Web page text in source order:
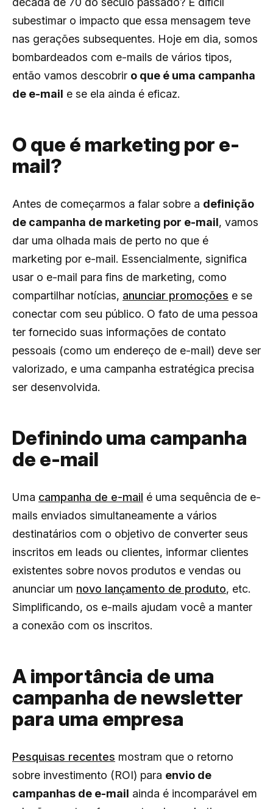
subestimar o impacto que essa mensagem teve
nas gerações subsequentes. Hoje em dia, somos
bombardeados com e-mails de vários tipos,
então vamos descobrir o que é uma campanha
de e-mail e se ela ainda é eficaz.
O que é marketing por e-
mail?
Antes de começarmos a falar sobre a definição
de campanha de marketing por e-mail, vamos
dar uma olhada mais de perto no que é
marketing por e-mail. Essencialmente, significa
usar o e-mail para fins de marketing, como
compartilhar notícias, anunciar promoções e se
conectar com seu público. O fato de uma pessoa
ter fornecido suas informações de contato
pessoais (como um endereço de e-mail) deve ser
valorizado, e uma campanha estratégica precisa
ser desenvolvida.
Definindo uma campanha
de e-mail
Uma campanha de e-mail é uma sequência de e-
mails enviados simultaneamente a vários
destinatários com o objetivo de converter seus
inscritos em leads ou clientes, informar clientes
existentes sobre novos produtos e vendas ou
anunciar um novo lançamento de produto, etc.
Simplificando, os e-mails ajudam você a manter
a conexão com os inscritos.
A importância de uma
campanha de newsletter
para uma empresa
Pesquisas recentes mostram que o retorno
sobre investimento (ROI) para envio de
campanhas de e-mail ainda é incomparável em